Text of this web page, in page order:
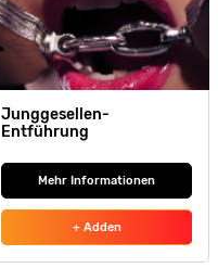
Junggesellen-
Entführung
Mehr Informationen
+ Adden